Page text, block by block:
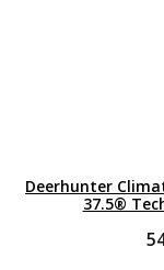
Deerhunter
37.5®